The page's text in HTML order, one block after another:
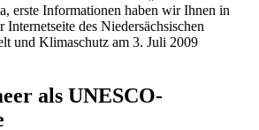
erste Informationen haben wir Ihnen in
des Niedersächsischen
und Klimaschutz am 3. Juli 2009
als UNESCO-